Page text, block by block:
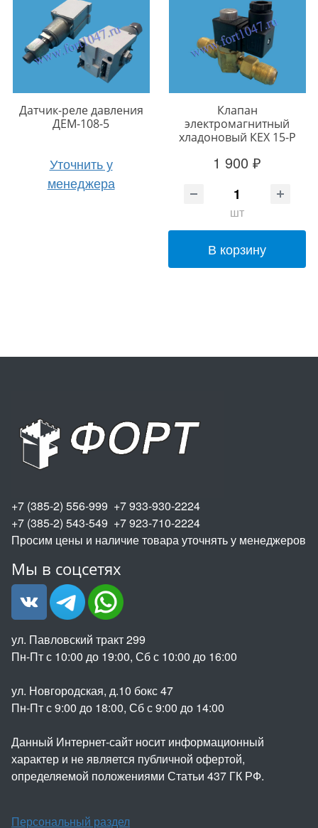
Датчик-реле давления
ДЕМ-108-5
Уточнить у
менеджера
Клапан
электромагнитный
хладоновый КЕХ 15-Р
1 900 ₽
шт
В корзину
+7 (385-2) 556-999 +7 933-930-2224
+7 (385-2) 543-549 +7 923-710-2224
Просим цены и наличие товара уточнять у менеджеров
Мы в соцсетях
ул. Павловский тракт 299
Пн-Пт с 10:00 до 19:00, Сб с 10:00 до 16:00
ул. Новгородская, д.10 бокс 47
Пн-Пт с 9:00 до 18:00, Сб с 9:00 до 14:00
Данный Интернет-сайт носит информационный
характер и не является публичной офертой,
определяемой положениями Статьи 437 ГК РФ.
Персональный раздел